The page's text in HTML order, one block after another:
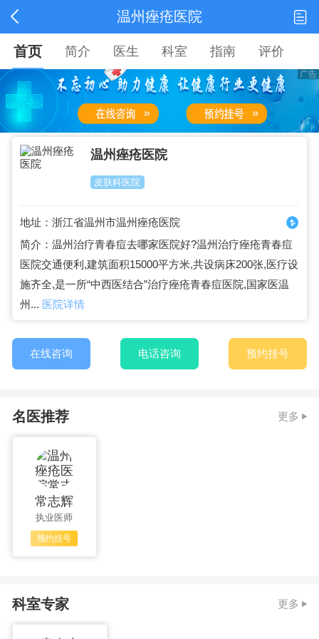
温州痤疮医院
首页 简介 医生 科室 指南 评价
温州痤疮医院
皮肤科医院
地址：浙江省温州市温州痤疮医院
简介：温州治疗青春痘去哪家医院好?温州治疗痤疮青春痘
医院交通便利,建筑面积15000平方米,共设病床200张,医疗设
施齐全,是一所“中西医结合”治疗痤疮青春痘医院,国家医温
州... 医院详情
在线咨询 电话咨询 预约挂号
名医推荐 更多
常志辉
执业医师
预约挂号
科室专家 更多